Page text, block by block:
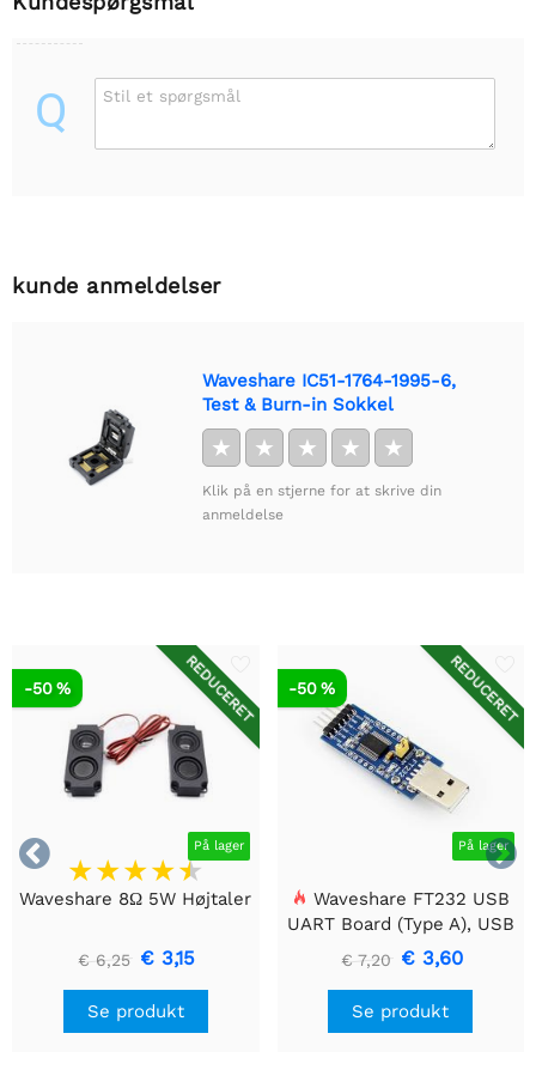
Q Stil et spørgsmål
kunde anmeldelser
Waveshare IC51-1764-1995-6,
Test & Burn-in Sokkel
★ ★ ★ ★ ★
Klik på en stjerne for at skrive din
anmeldelse


REDUCERET
På lager
-50 %
Waveshare 8Ω 5W Højtaler
€ 6,25 € 3,15
Se produkt
REDUCERET
På lager
-50 %
Waveshare FT232 USB
UART Board (Type A), USB
til TTL (UART)
kommunikationsmodul
€ 7,20 € 3,60
Se produkt